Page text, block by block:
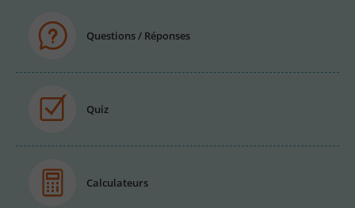
Questions / Réponses
Quiz
Calculateurs